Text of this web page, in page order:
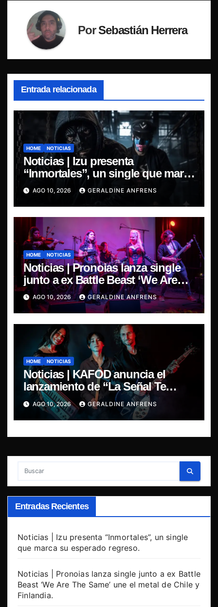
PorSebastián Herrera
Entrada relacionada
HOME NOTICIAS
Noticias | Izu presenta
“Inmortales”, un single que marca
su esperado regreso.
AGO 10, 2026 GERALDINE ANFRENS
HOME NOTICIAS
Noticias | Pronoias lanza single
junto a ex Battle Beast ‘We Are
The Same’ une el metal de Chile y
Finlandia.
AGO 10, 2026 GERALDINE ANFRENS
HOME NOTICIAS
Noticias | KAFOD anuncia el
lanzamiento de “La Señal Te
Encontró”, el primer adelanto de
su nuevo álbum conceptual.
AGO 10, 2026 GERALDINE ANFRENS
Entradas Recientes
Noticias | Izu presenta “Inmortales”, un single
que marca su esperado regreso.
Noticias | Pronoias lanza single junto a ex Battle
Beast ‘We Are The Same’ une el metal de Chile y
Finlandia.